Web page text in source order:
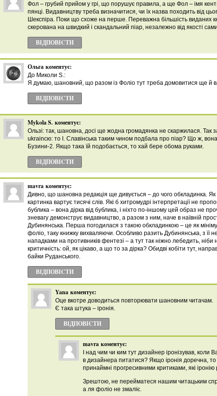
Фол – грубий прийом у грі, що порушує правила, а ще Фол – імя
пянці. Видавництву треба визначитися, чи їх назва походить від
Шекспіра. Поки що схоже на перше. Переважна більшість виданих
скерована на швидкий і скандальний піар, незалежно від якості
ВІДПОВІCТИ
Ольга коментує:
До Миколи S.:
Я думаю, шановний, що разом із Фоліо тут треба домовитися ще й
ВІДПОВІCТИ
Mykola S. коментує:
Ользі: так, шановна, досі ще жодна громадянка не скаржилася. Так
ukraincю: то І. Славінська таким чином подбала про піар? Що ж,
Бузини-2. Якщо така їй подобається, то хай бере обома руками.
ВІДПОВІCТИ
mavra коментує:
Дивно, що шановна редакція ще дивується – до чого обкладинка. Як
картинка вартує тисячі слів. Які б хитромудрі інтерпретації не
бублика – вона дірка від бублика, і ніхто по-іншому цей образ не
зневагу демонструє видавництво, а разом з ним, наче в наївній
Дубинянська. Перша погодилася з такою обкладинкою – це як
фоліо, таку книжку вихваляючи. Особливо разить Дубинянська, з
нападками на противників фентезі – а тут так ніжно лебедить,
критичність: ой, як цікаво, а що то за дірка? Обидві кобіти тут,
байки Руданського.
ВІДПОВІCТИ
Yana коментує:
Оце вкотре доводиться повторювати шановним читачам.
Є така штука – іронія.
ВІДПОВІCТИ
mavra коментує:
І над чим чи ким тут дизайнер іронізував,
в дизайнера питатися? Якщо іронія доречна,
принаймні прогресивними критиками, які іронію
Зрештою, не перейматеся нашим читацьким
а ля фоліо не змаліє.